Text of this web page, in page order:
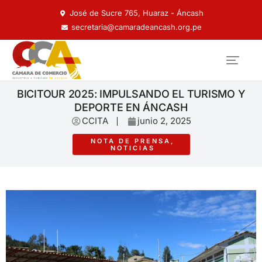
José de Sucre 765, Huaraz - Áncash
secretaria@camaradeancash.org.pe
BICITOUR 2025: IMPULSANDO EL TURISMO Y
DEPORTE EN ÁNCASH
CCITA junio 2, 2025
NOTA DE PRENSA ,
NOTICIAS